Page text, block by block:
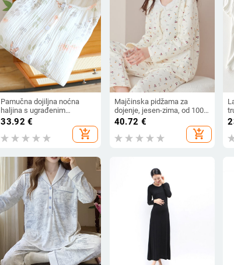
Pamučna dojiljna noćna
haljina s ugrađenim
umetkom za dojenje, dugi
rukavi, print crtanih likova,
noćna odjeća za proljeće,
33.92 €
add_shopping_cart
Majčinska pidžama za
dojenje, jesen-zima, od 100%
pamuka s debelim
40.72 €
add_shopping_cart